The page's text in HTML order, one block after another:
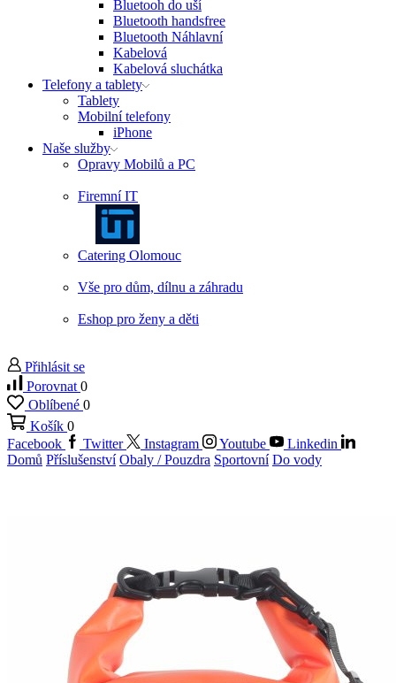
Bluetooh do uší
Bluetooth handsfree
Bluetooth Náhlavní
Kabelová
Kabelová sluchátka
Telefony a tablety
Tablety
Mobilní telefony
iPhone
Naše služby
Opravy Mobilů a PC
Firemní IT
Catering Olomouc
Vše pro dům, dílnu a záhradu
Eshop pro ženy a děti
Přihlásit se
Porovnat 0
Oblíbené 0
Košík 0
Facebook
Twitter Instagram Youtube
Linkedin
Domů Příslušenství Obaly / Pouzdra Sportovní Do vody